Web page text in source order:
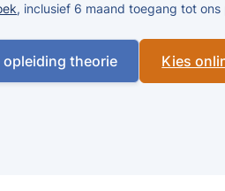
, inclusief 6 maand toegang tot
opleiding theorie Kies